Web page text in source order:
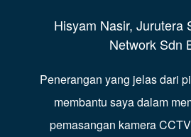
Hisyam Nasir, Jurutera
Network Sdn
Penerangan yang jelas dari
membantu saya dalam
pemasangan kamera